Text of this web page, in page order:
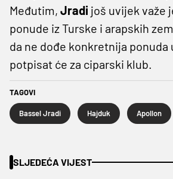
Međutim, Jradi još uvijek važe
ponude iz Turske i arapskih
da ne dođe konkretnija
potpisat će za ciparski klub.
TAGOVI
Bassel Jradi Hajduk Apollon
SLJEDEĆA VIJEST